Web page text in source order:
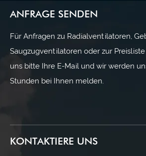
ANFRAGE SENDEN
Für Anfragen zu Radialventilatoren,
Saugzugventilatoren oder zur
uns bitte Ihre E-Mail und wir werden
Stunden bei Ihnen melden.
KONTAKTIERE UNS